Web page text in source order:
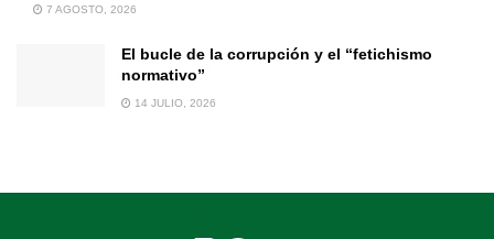
7 AGOSTO, 2026
El bucle de la corrupción y el “fetichismo
normativo”
14 JULIO, 2026